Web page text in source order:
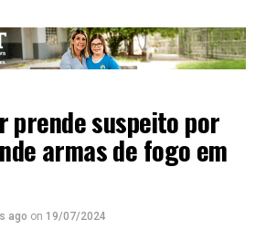
prende suspeito por
armas de fogo em
ago on 19/07/2024